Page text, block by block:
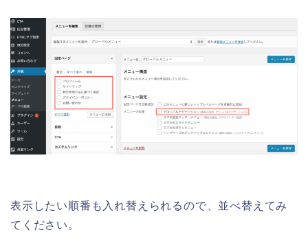
表示したい順番も入れ替えられるので、並べ替えてみ
てください。